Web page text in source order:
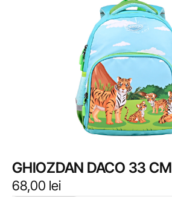
GHIOZDAN DACO 33 CM
68,00 lei